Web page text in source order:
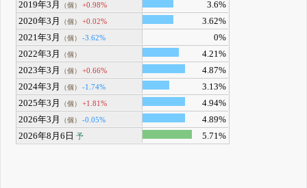
2019年3月
（個） +0.98%
3.6%
2020年3月
（個） +0.02%
3.62%
2021年3月
（個） -3.62%
0%
2022年3月
（個）
4.21%
2023年3月
（個） +0.66%
4.87%
2024年3月
（個） -1.74%
3.13%
2025年3月
（個） +1.81%
4.94%
2026年3月
（個） -0.05%
4.89%
2026年8月6日 予 5.71%